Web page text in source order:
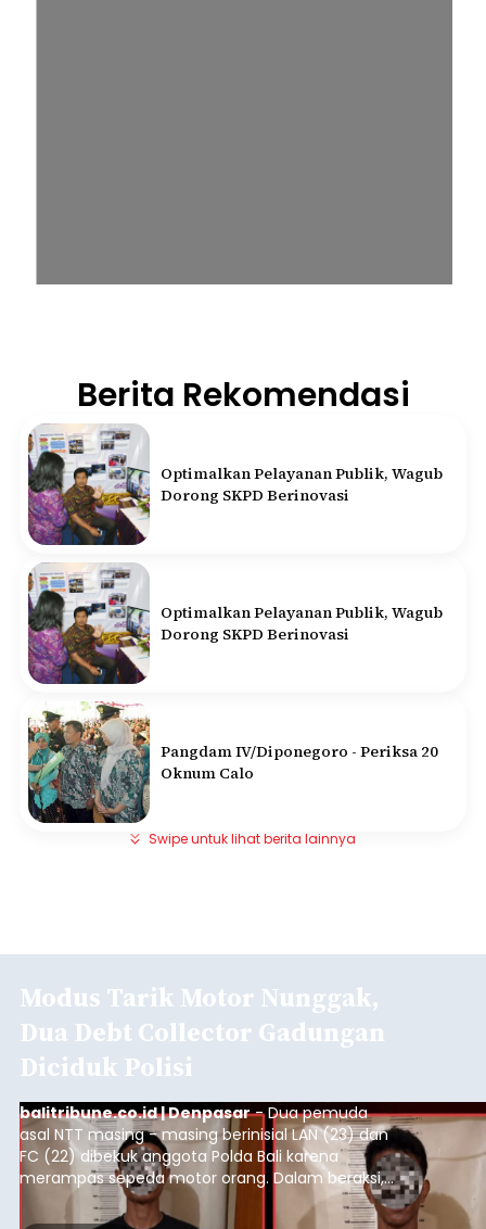
Berita Rekomendasi
Optimalkan Pelayanan Publik, Wagub
Dorong SKPD Berinovasi
Optimalkan Pelayanan Publik, Wagub
Dorong SKPD Berinovasi
Pangdam IV/Diponegoro - Periksa 20
Oknum Calo
Swipe untuk lihat berita lainnya
Modus Tarik Motor Nunggak,
Dua Debt Collector Gadungan
Diciduk Polisi
balitribune.co.id | Denpasar- Dua pemuda
asal NTT masing - masing berinisial LAN (23) dan
FC (22) dibekuk anggota Polda Bali karena
merampas sepeda motor orang. Dalam beraksi,
kedua pelaku mengaku sebagai debt collector
digunakan dua pria untuk merampas sepeda